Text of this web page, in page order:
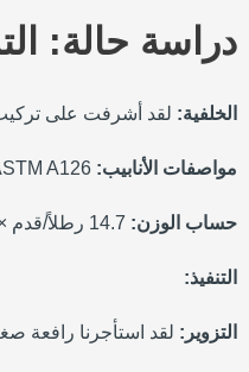
دراسة حالة:
الخلفية: لقد أشرفت على تركيب أنبوب حريق
مواصفات الأنابيب:
حساب الوزن:
التنفيذ:
التزوير: لقد استأجرنا رافعة